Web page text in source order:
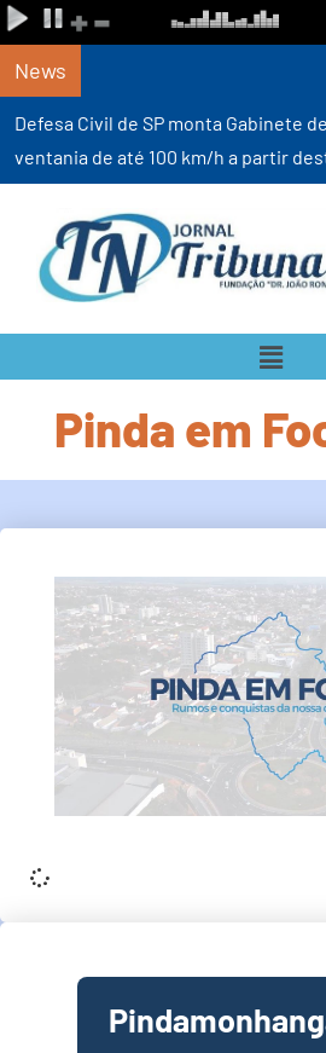
News
Defesa Civil de SP monta Gabinete
ventania de até 100 km/h a partir
Pinda em